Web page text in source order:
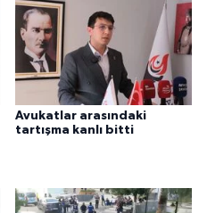
Avukatlar arasındaki
tartışma kanlı bitti